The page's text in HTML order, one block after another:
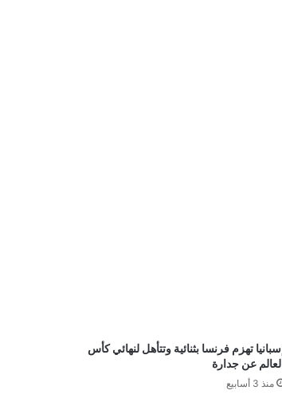
إسبانيا تهزم فرنسا بثنائية وتتأهل لنهائي كأس
العالم عن جدارة
منذ 3 أسابيع